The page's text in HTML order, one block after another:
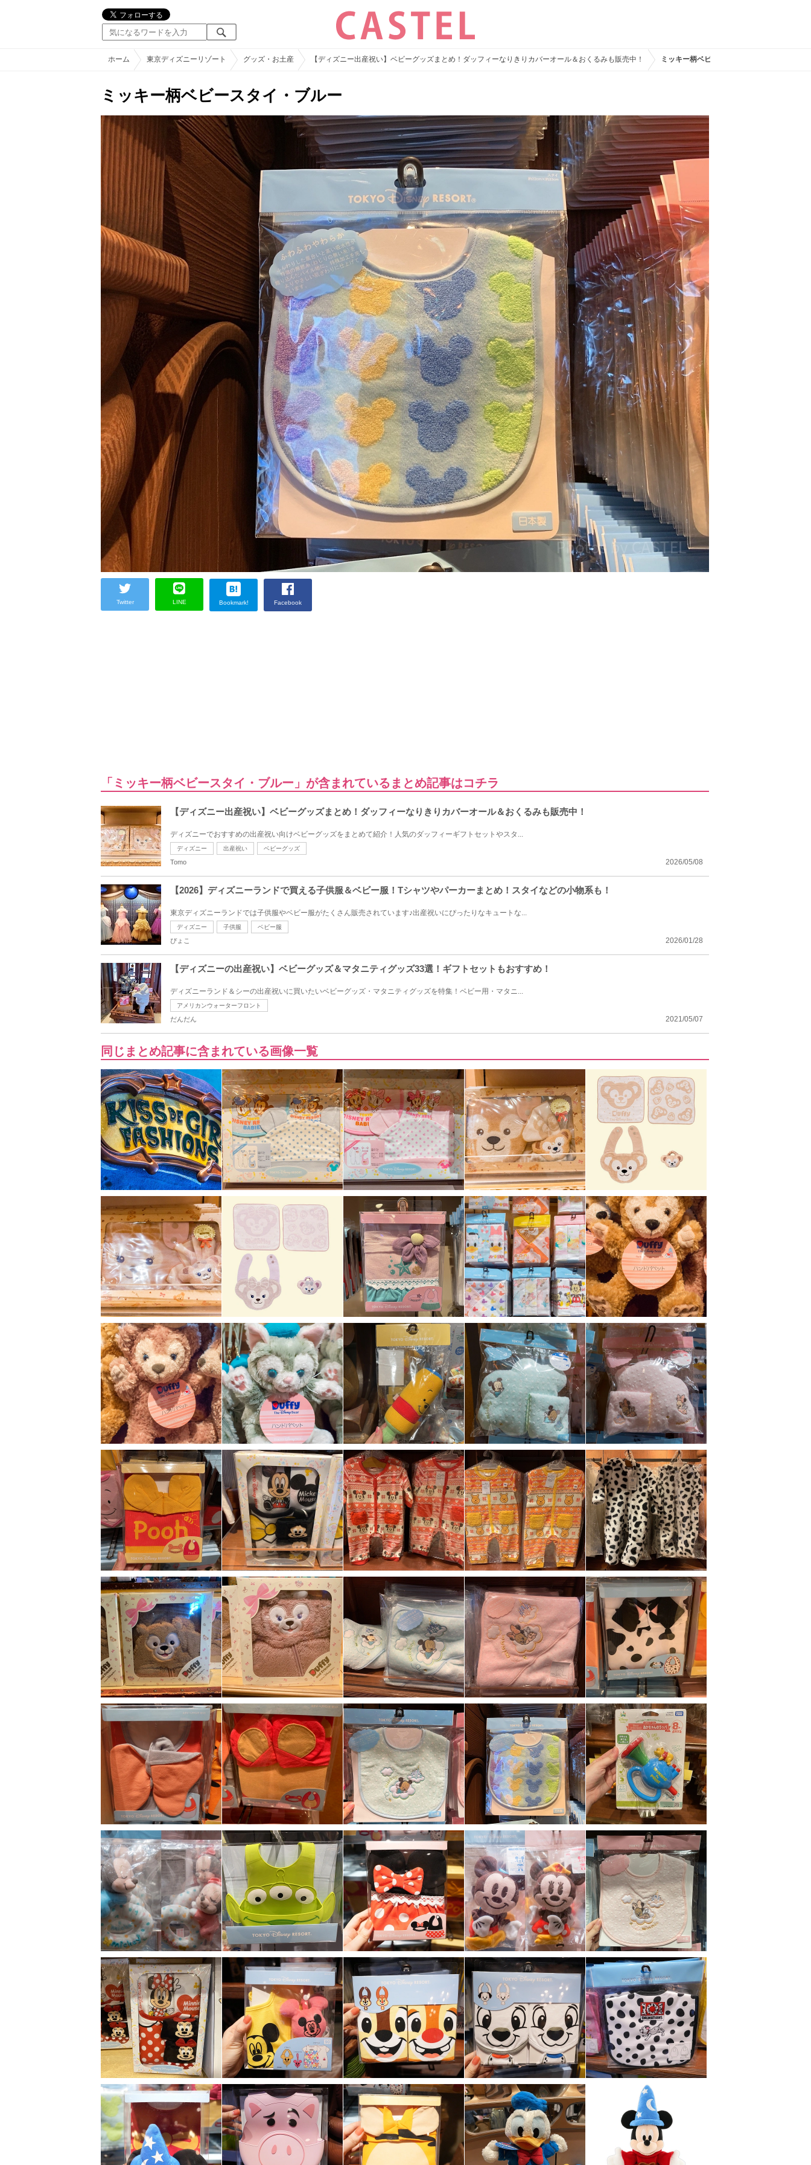
ホーム 東京ディズニーリゾート グッズ・お土産 【ディズニー出産祝い】ベビーグッズまとめ！ダッフィーなりきりカバーオール＆おくるみも販売中！ ミッキー柄ベビースタイ・ブルー
ミッキー柄ベビースタイ・ブルー
Twitter LINE Bookmark! Facebook
「ミッキー柄ベビースタイ・ブルー」が含まれているまとめ記事はコチラ
【ディズニー出産祝い】ベビーグッズまとめ！ダッフィーなりきりカバーオール＆おくるみも販売中！
ディズニーでおすすめの出産祝い向けベビーグッズをまとめて紹介！人気のダッフィーギフトセットやスタ...
ディズニー 出産祝い ベビーグッズ
2026/05/08
Tomo
【2026】ディズニーランドで買える子供服＆ベビー服！Tシャツやパーカーまとめ！スタイなどの小物系も！
東京ディズニーランドでは子供服やベビー服がたくさん販売されています♪出産祝いにぴったりなキュートな...
ディズニー 子供服 ベビー服
2026/01/28
ぴょこ
【ディズニーの出産祝い】ベビーグッズ＆マタニティグッズ33選！ギフトセットもおすすめ！
ディズニーランド＆シーの出産祝いに買いたいベビーグッズ・マタニティグッズを特集！ベビー用・マタニ...
アメリカンウォーターフロント
2021/05/07
だんだん
同じまとめ記事に含まれている画像一覧